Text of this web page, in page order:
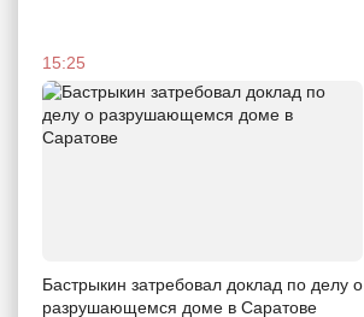
15:25
Бастрыкин затребовал доклад по делу о
разрушающемся доме в Саратове